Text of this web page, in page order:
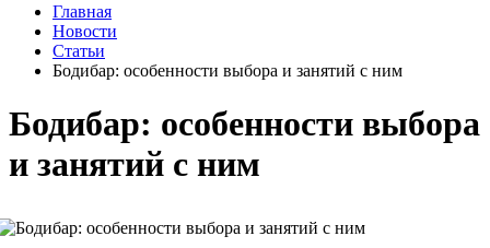
Главная
Новости
Статьи
Бодибар: особенности выбора и занятий с ним
Бодибар: особенности выбора
и занятий с ним